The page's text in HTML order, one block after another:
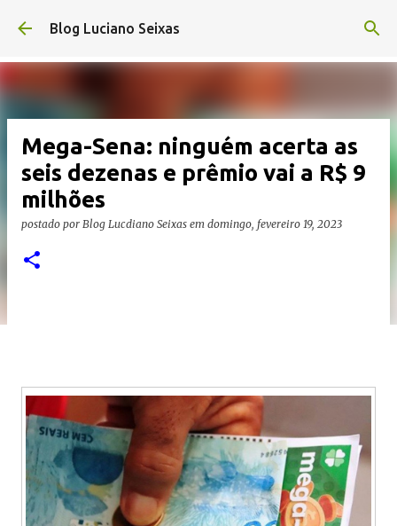
Pular para o conteúdo principal
Blog Luciano Seixas
Mega-Sena: ninguém acerta as
seis dezenas e prêmio vai a R$ 9
milhões
postado por Blog Lucdiano Seixas em domingo, fevereiro 19, 2023